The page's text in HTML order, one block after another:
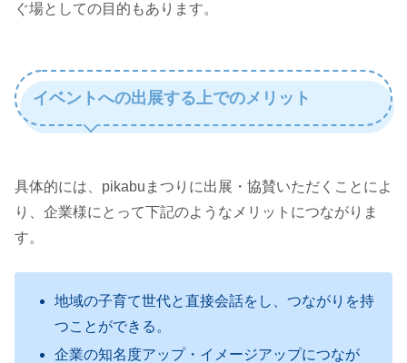
ぐ場としての目的もあります。
イベントへの出展する上でのメリット
具体的には、pikabuまつりに出展・協賛いただくことによ
り、企業様にとって下記のようなメリットにつながりま
す。
地域の子育て世代と直接会話をし、つながりを持
つことができる。
企業の知名度アップ・イメージアップにつなが